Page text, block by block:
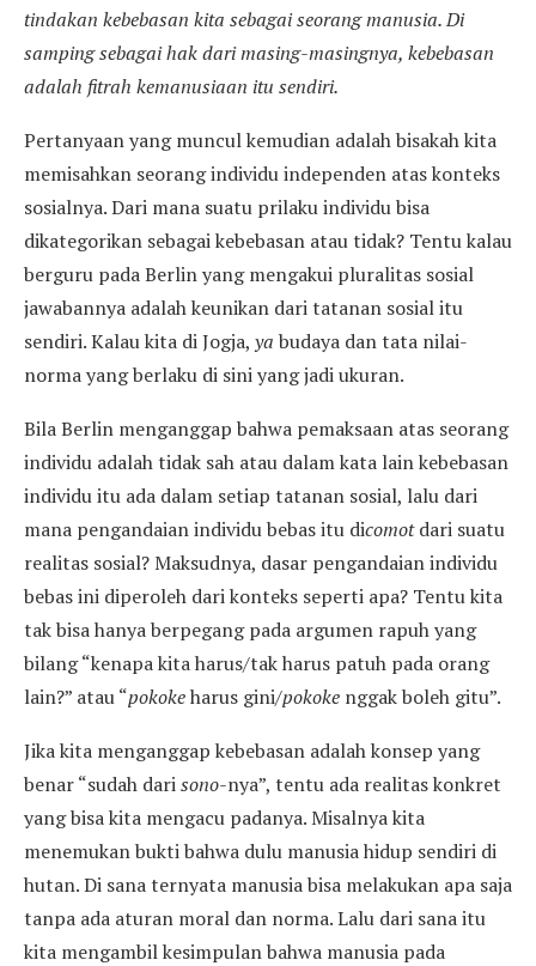
tindakan kebebasan kita sebagai seorang manusia. Di
samping sebagai hak dari masing-masingnya, kebebasan
adalah fitrah kemanusiaan itu sendiri.
Pertanyaan yang muncul kemudian adalah bisakah kita
memisahkan seorang individu independen atas konteks
sosialnya. Dari mana suatu prilaku individu bisa
dikategorikan sebagai kebebasan atau tidak? Tentu kalau
berguru pada Berlin yang mengakui pluralitas sosial
jawabannya adalah keunikan dari tatanan sosial itu
sendiri. Kalau kita di Jogja, ya budaya dan tata nilai-
norma yang berlaku di sini yang jadi ukuran.
Bila Berlin menganggap bahwa pemaksaan atas seorang
individu adalah tidak sah atau dalam kata lain kebebasan
individu itu ada dalam setiap tatanan sosial, lalu dari
mana pengandaian individu bebas itu ­dicomotdari suatu
realitas sosial? Maksudnya, dasar pengandaian individu
bebas ini diperoleh dari konteks seperti apa? Tentu kita
tak bisa hanya berpegang pada argumen rapuh yang
bilang “kenapa kita harus/tak harus patuh pada orang
lain?” atau “pokokeharus gini/pokoke nggak boleh gitu”.
Jika kita menganggap kebebasan adalah konsep yang
benar “sudah darisono-nya”, tentu ada realitas konkret
yang bisa kita mengacu padanya. Misalnya kita
menemukan bukti bahwa dulu manusia hidup sendiri di
hutan. Di sana ternyata manusia bisa melakukan apa saja
tanpa ada aturan moral dan norma. Lalu dari sana itu
kita mengambil kesimpulan bahwa manusia pada